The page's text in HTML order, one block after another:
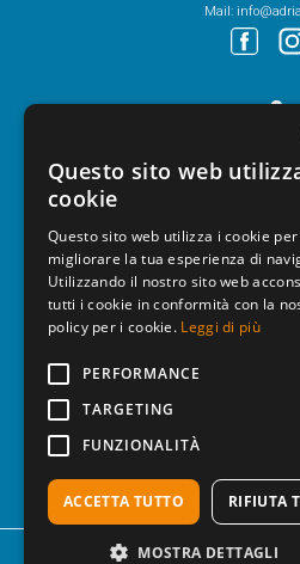
Mail:
Iscriviti alla newsletter e resta aggiornato su
HO LETTO L’INFORMATIVA SULLA
Ai sensi degli articoli 13 e 6 del
preso visione dell’informativa per il
© 2026 AGENZIA ADRIA
Questo sito web
cookie
Questo sito web utilizza i cookie per
migliorare la tua esperienza di
Utilizzando il nostro sito web
tutti i cookie in conformità con la
policy per i cookie. Leggi di più
PERFORMANCE
TARGETING
FUNZIONALITÀ
ACCETTA TUTTO RIFIUTA
MOSTRA DETTAGLI